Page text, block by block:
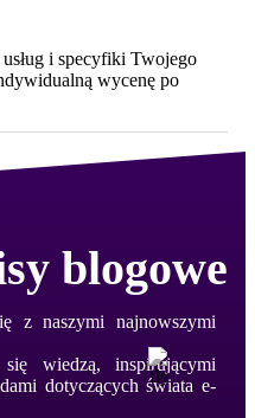
i specyfiki Twojego
wycenę po
blogowe
z naszymi najnowszymi
wiedzą, inspirującymi
dotyczących świata e-